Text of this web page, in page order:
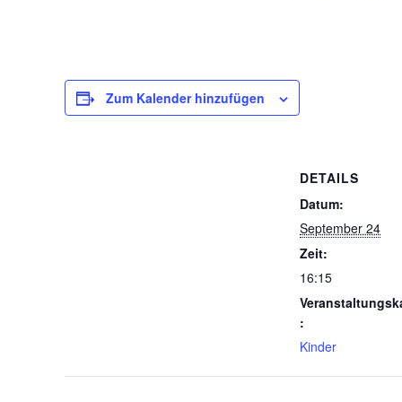
Zum Kalender hinzufügen
DETAILS
Datum:
September 24
Zeit:
16:15
:
Kinder